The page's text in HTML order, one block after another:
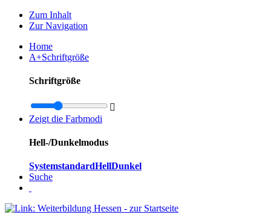
Zum Inhalt
Zur Navigation
Home
A+Schriftgröße
Schriftgröße

Zeigt die Farbmodi
Hell-/Dunkelmodus
SystemstandardHellDunkel
Suche